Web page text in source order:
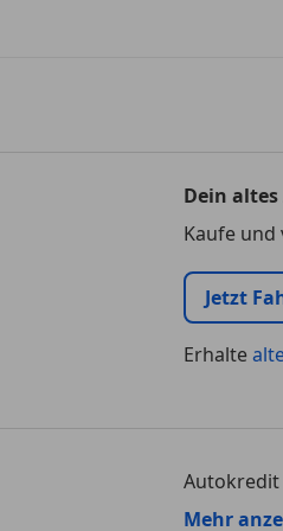
Dein
Kaufe
Jetzt
Erhalte
Autokredit
Mehr